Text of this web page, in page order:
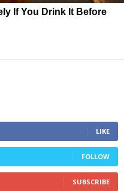
If You Drink It Before
LIKE
FOLLOW
SUBSCRIBE